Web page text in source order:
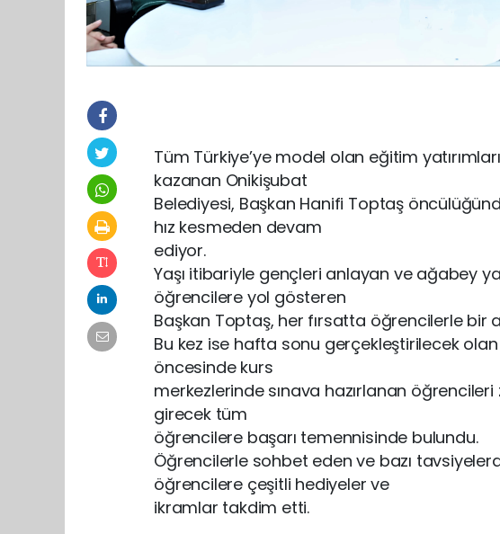
Tüm Türkiye’ye model olan eğitim
kazanan Onikişubat
Belediyesi, Başkan Hanifi Toptaş
hız kesmeden devam
ediyor.
Yaşı itibariyle gençleri anlayan ve ağabey
öğrencilere yol gösteren
Başkan Toptaş, her fırsatta öğrencilerle bir
Bu kez ise hafta sonu gerçekleştirilecek olan
öncesinde kurs
merkezlerinde sınava hazırlanan
girecek tüm
öğrencilere başarı temennisinde bulundu.
Öğrencilerle sohbet eden ve bazı
öğrencilere çeşitli hediyeler ve
ikramlar takdim etti.